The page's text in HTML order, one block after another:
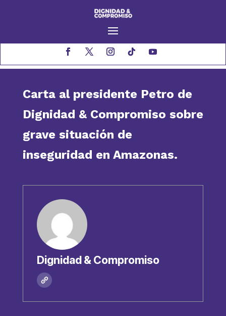
Carta al presidente Petro de
Dignidad & Compromiso sobre
grave situación de
inseguridad en Amazonas.
Dignidad & Compromiso